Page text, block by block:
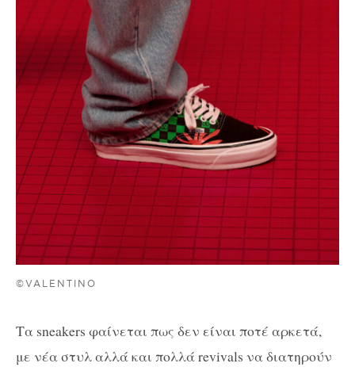
©VALENTINO
Τα sneakers φαίνεται πως δεν είναι ποτέ αρκετά,
με νέα στυλ αλλά και πολλά revivals να διατηρούν